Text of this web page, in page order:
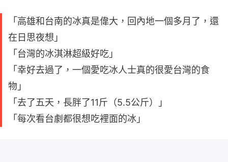
「高雄和台南的冰真是偉大，回內地一個多月了，還
在日思夜想」
「台灣的冰淇淋超級好吃」
「幸好去過了，一個愛吃冰人士真的很愛台灣的食
物」
「去了五天，長胖了11斤（5.5公斤）」
「每次看台劇都很想吃裡面的冰」